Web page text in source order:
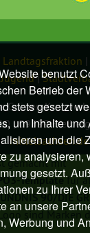
benutzt
Betrieb der
stets gesetzt
um Inhalte und
und die
zu analysieren,
gesetzt.
zu Ihrer
an unsere
Werbung und
Landtagsfraktion |
|
Grünen
| 09599
mittelsachsen.de
gemacht mit
Templatefür
90/DIE
sind Marken